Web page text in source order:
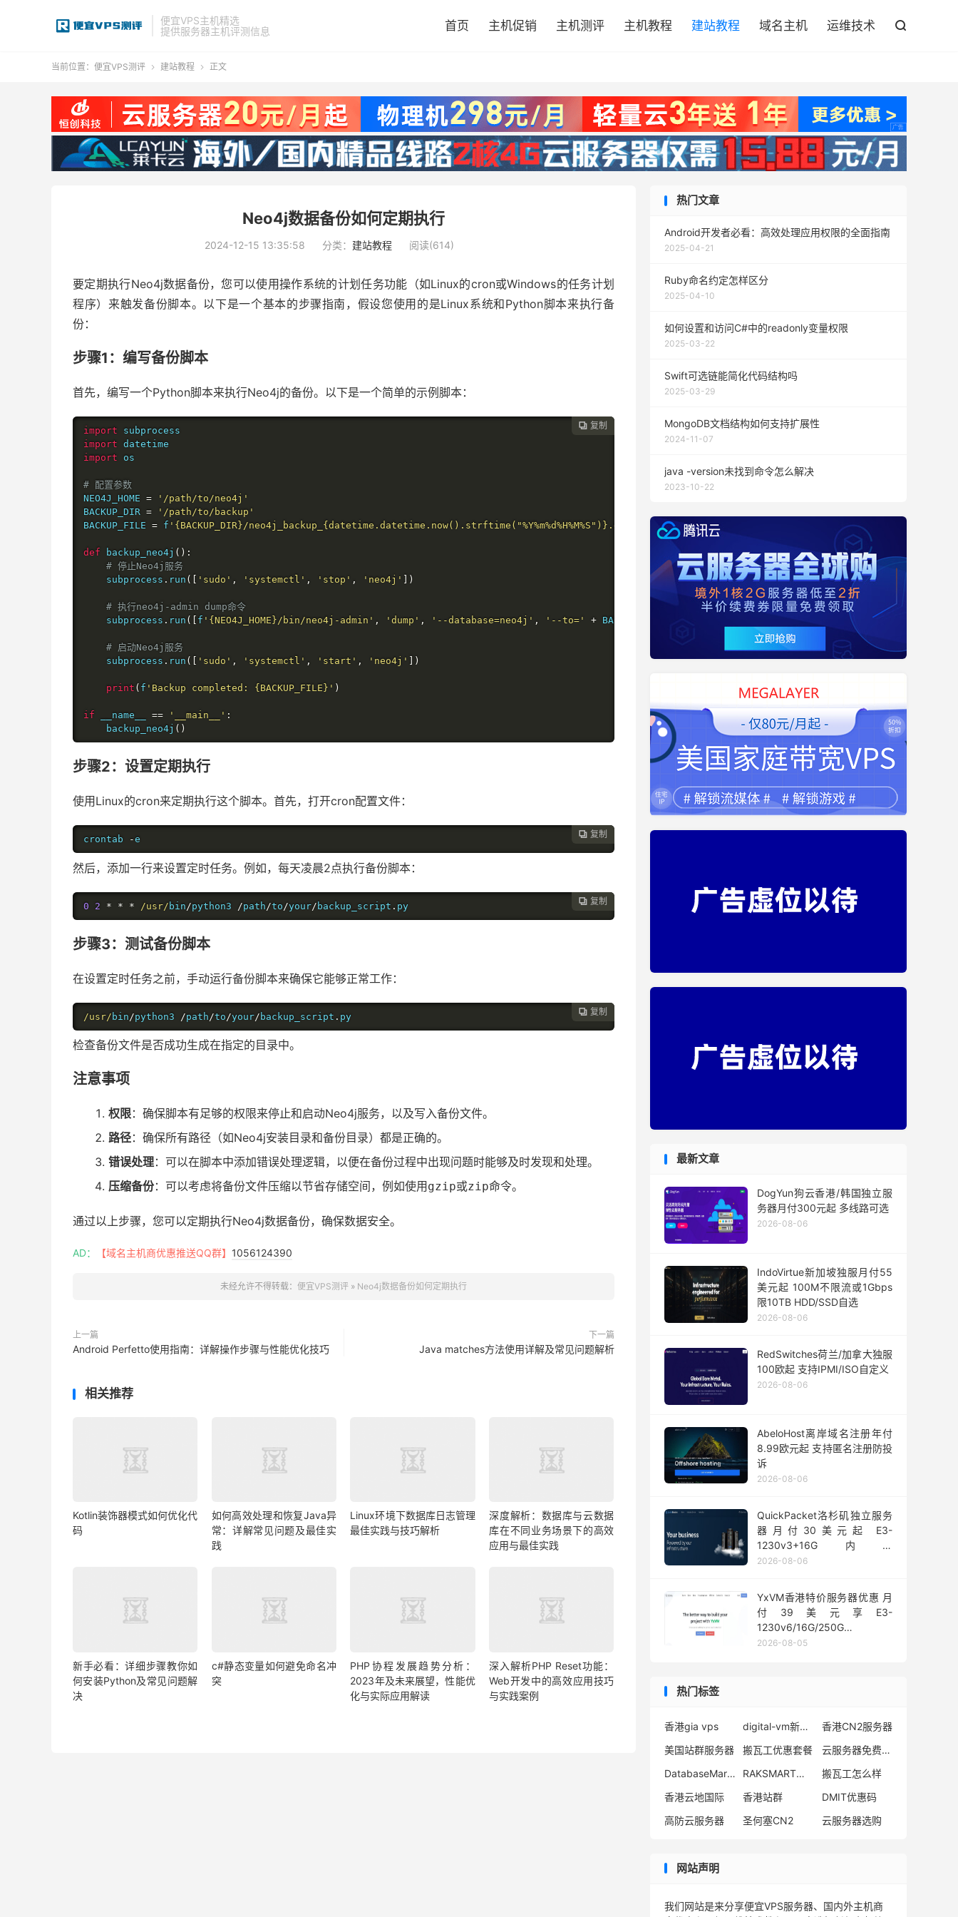
便宜VPS主机精选
提供服务器主机评测信息
首页 主机促销 主机测评 主机教程 建站教程 域名主机 运维技术 
当前位置： 便宜VPS测评  建站教程  正文
Neo4j数据备份如何定期执行
2024-12-15 13:35:58 分类： 建站教程 阅读(614)
要定期执行Neo4j数据备份，您可以使用操作系统的计划任务功能（如Linux的cron或Windows的任务计划
程序）来触发备份脚本。以下是一个基本的步骤指南，假设您使用的是Linux系统和Python脚本来执行备
份：
步骤1：编写备份脚本
首先，编写一个Python脚本来执行Neo4j的备份。以下是一个简单的示例脚本：
 复制
import
import
import os
# 配置参数
NEO4J_HOME =
'/path/to/neo4j'
BACKUP_DIR =
'/path/to/backup'
BACKUP_FILE = f '{BACKUP_DIR}/neo4j_backup_{datetime.datetime.now().strftime("%Y%m%d%H%M%S")}.dump'
def backup_neo4j ():
# 停止Neo4j服务
    subprocess
. run ([ 'sudo' , 'systemctl' , 'stop' , 'neo4j' ])
# 执行neo4j-admin dump命令
    subprocess
. run ([ f '{NEO4J_HOME}/bin/neo4j-admin' , 'dump' , '--database=neo4j' , '--to=' + BACKUP_FILE
# 启动Neo4j服务
    subprocess
. run ([ 'sudo' , 'systemctl' , 'start' , 'neo4j' ])
print ( f 'Backup completed: {BACKUP_FILE}' )
if __name__ == '__main__' :
    backup_neo4j
()
步骤2：设置定期执行
使用Linux的cron来定期执行这个脚本。首先，打开cron配置文件：
 复制
crontab -e
然后，添加一行来设置定时任务。例如，每天凌晨2点执行备份脚本：
 复制
0 2 * * * /usr/ bin /python3 /path /to /your/ backup_script . py
步骤3：测试备份脚本
在设置定时任务之前，手动运行备份脚本来确保它能够正常工作：
 复制
/usr/ bin /python3 /path /to /your/ backup_script . py
检查备份文件是否成功生成在指定的目录中。
注意事项
权限：确保脚本有足够的权限来停止和启动Neo4j服务，以及写入备份文件。
路径：确保所有路径（如Neo4j安装目录和备份目录）都是正确的。
错误处理：可以在脚本中添加错误处理逻辑，以便在备份过程中出现问题时能够及时发现和处理。
压缩备份：可以考虑将备份文件压缩以节省存储空间，例如使用 gzip或zip命令。
通过以上步骤，您可以定期执行Neo4j数据备份，确保数据安全。
AD： 【域名主机商优惠推送QQ群】 1056124390
未经允许不得转载： 便宜VPS测评 » Neo4j数据备份如何定期执行
上一篇
Android Perfetto使用指南：详解操作步骤与性能优化技巧
下一篇
Java matches方法使用详解及常见问题解析
相关推荐
Kotlin装饰器模式如何优化代
码
如何高效处理和恢复Java异
常：详解常见问题及最佳实
践
Linux环境下数据库日志管理
最佳实践与技巧解析
深度解析：数据库与云数据
库在不同业务场景下的高效
应用与最佳实践
新手必看：详细步骤教你如
何安装Python及常见问题解
决
c#静态变量如何避免命名冲
突
PHP协程发展趋势分析：
2023年及未来展望，性能优
化与实际应用解读
深入解析PHP Reset功能：
Web开发中的高效应用技巧
与实践案例
热门文章
Android开发者必看：高效处理应用权限的全面指南
2025-04-21
Ruby命名约定怎样区分
2025-04-10
如何设置和访问C#中的readonly变量权限
2025-03-22
Swift可选链能简化代码结构吗
2025-03-29
MongoDB文档结构如何支持扩展性
2024-11-07
java -version未找到命令怎么解决
2023-10-22
最新文章
DogYun狗云香港/韩国独立服
务器月付300元起 多线路可选
2026-08-06
IndoVirtue新加坡独服月付55
美元起 100M不限流或1Gbps
限10TB HDD/SSD自选
2026-08-06
RedSwitches荷兰/加拿大独服
100欧起 支持IPMI/ISO自定义
2026-08-06
AbeloHost离岸域名注册年付
8.99欧元起 支持匿名注册防投
诉
2026-08-06
QuickPacket洛杉矶独立服务
器月付30美元起 E3-
1230v3+16G内存
1Gbps@50TB大流量
2026-08-06
YxVM香港特价服务器优惠 月
付39美元享E3-
1230v6/16G/250G
SSD/10TB流量
2026-08-05
热门标签
香港gia vps digital-vm新加坡VPS
香港CN2服务器
美国站群服务器
搬瓦工优惠套餐
云服务器免费一年
DatabaseMart独服
RAKSMART日本VPS
搬瓦工怎么样
香港云地国际
香港站群
DMIT优惠码
高防云服务器
圣何塞CN2 云服务器选购
网站声明
我们网站是来分享便宜VPS服务器、国内外主机商